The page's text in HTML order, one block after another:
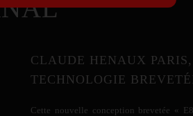
CLAUDE HENAUX PARIS,
TECHNOLOGIE
Cette nouvelle conception brevetée «